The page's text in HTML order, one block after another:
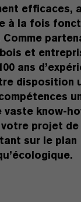
efficaces,
à la fois
et
ans
disposition
vaste know-
projet de
sur le plan